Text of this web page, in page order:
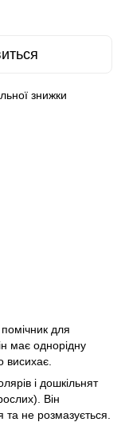
знижки
для
має однорідну
висихає.
і дошкільнят
Він
не розмазується.